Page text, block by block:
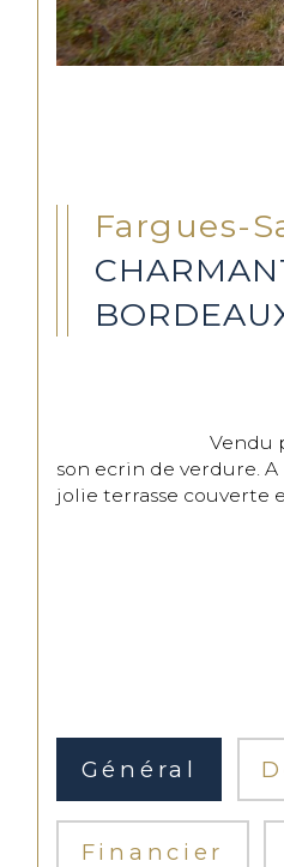
Fargues-
                                Vendu par nos soins - FARGUES SAINT HILAIRE - IMMOBILIER RIVA vous propose cette charmante maison ossature bois de 123 m2 hab dans
son ecrin de verdure.
jolie terrasse couverte
Général
Financier